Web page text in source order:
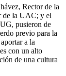
Rector de la
de la UAC; y el
pusieron de
previo para la
a la
con un alto
de una cultura